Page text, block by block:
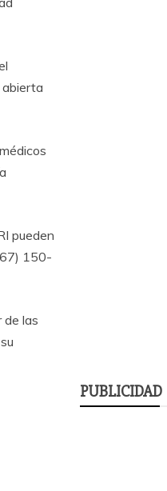
pueden
150-
de las
PUBLICIDAD